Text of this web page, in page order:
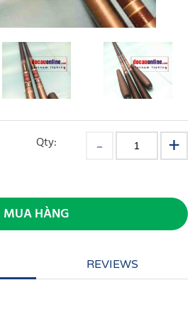
Qty:
MUA HÀNG
REVIEWS